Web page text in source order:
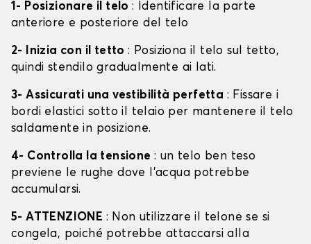
1- Posizionare il telo: Identificare la parte
anteriore e posteriore del telo
2- Inizia con il tetto: Posiziona il telo sul tetto,
quindi stendilo gradualmente ai lati.
3- Assicurati una vestibilità perfetta : Fissare i
bordi elastici sotto il telaio per mantenere il telo
saldamente in posizione.
4- Controlla la tensione : un telo ben teso
previene le rughe dove l'acqua potrebbe
accumularsi.
5- ATTENZIONE : Non utilizzare il telone se si
congela, poiché potrebbe attaccarsi alla